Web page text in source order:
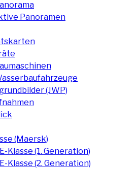
Panoramen
(JWP)
(Maersk)
Klasse (1. Generation)
Klasse (2. Generation)